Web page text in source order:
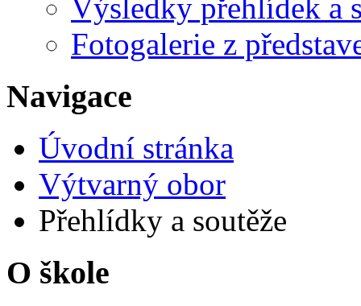
Výsledky přehlídek a
Fotogalerie z
Navigace
Úvodní stránka
Výtvarný obor
Přehlídky a soutěže
O škole